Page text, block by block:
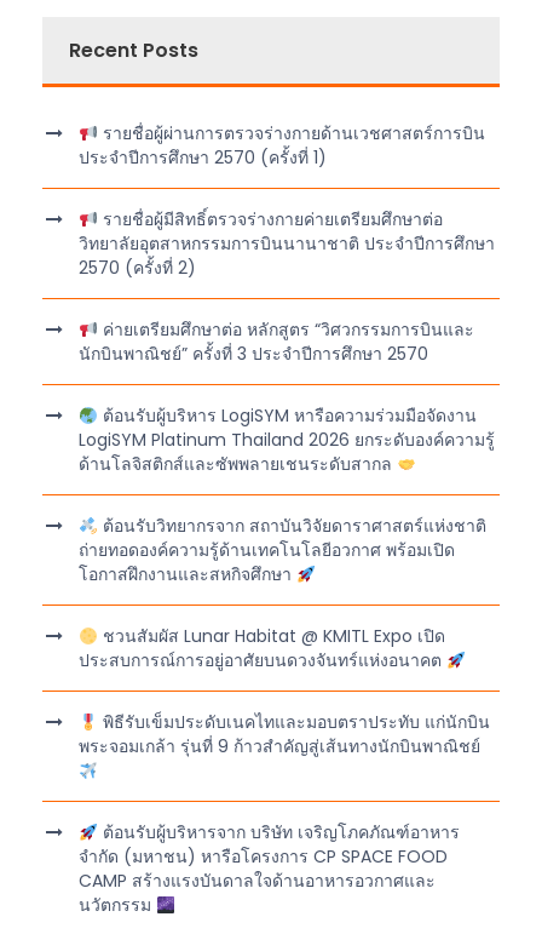
Recent Posts
รายชื่อผู้ผ่านการตรวจร่างกายด้านเวชศาสตร์การบิน
ประจำปีการศึกษา 2570 (ครั้งที่ 1)
รายชื่อผู้มีสิทธิ์ตรวจร่างกายค่ายเตรียมศึกษาต่อ
วิทยาลัยอุตสาหกรรมการบินนานาชาติ ประจำปีการศึกษา
2570 (ครั้งที่ 2)
ค่ายเตรียมศึกษาต่อ หลักสูตร “วิศวกรรมการบินและ
นักบินพาณิชย์” ครั้งที่ 3 ประจำปีการศึกษา 2570
ต้อนรับผู้บริหาร LogiSYM หารือความร่วมมือจัดงาน
LogiSYM Platinum Thailand 2026 ยกระดับองค์ความรู้
ด้านโลจิสติกส์และซัพพลายเชนระดับสากล
ต้อนรับวิทยากรจาก สถาบันวิจัยดาราศาสตร์แห่งชาติ
ถ่ายทอดองค์ความรู้ด้านเทคโนโลยีอวกาศ พร้อมเปิด
โอกาสฝึกงานและสหกิจศึกษา
ชวนสัมผัส Lunar Habitat @ KMITL Expo เปิด
ประสบการณ์การอยู่อาศัยบนดวงจันทร์แห่งอนาคต
พิธีรับเข็มประดับเนคไทและมอบตราประทับ แก่นักบิน
พระจอมเกล้า รุ่นที่ 9 ก้าวสำคัญสู่เส้นทางนักบินพาณิชย์
ต้อนรับผู้บริหารจาก บริษัท เจริญโภคภัณฑ์อาหาร
จำกัด (มหาชน) หารือโครงการ CP SPACE FOOD
CAMP สร้างแรงบันดาลใจด้านอาหารอวกาศและ
นวัตกรรม